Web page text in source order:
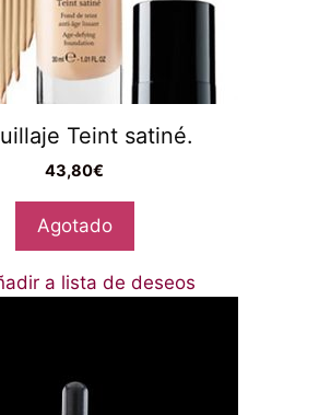
Teint satiné.
43,80€
Agotado
a lista de deseos